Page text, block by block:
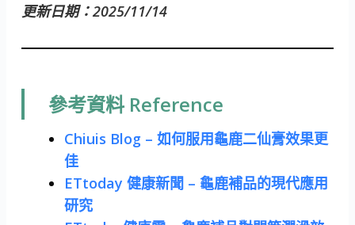
更新日期：2025/11/14
參考資料 Reference
Chiuis Blog – 如何服用龜鹿二仙膏效果更
佳
ETtoday 健康新聞 – 龜鹿補品的現代應用
研究